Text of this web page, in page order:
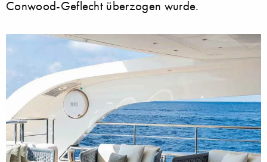
Conwood-Geflecht überzogen wurde.